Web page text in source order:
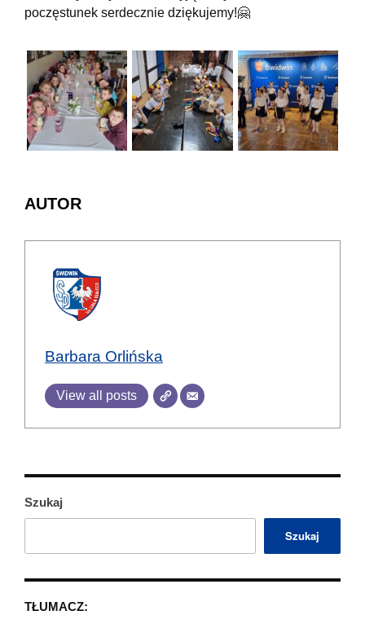
poczęstunek serdecznie dziękujemy!🤗
AUTOR
Barbara Orlińska
View all posts
Szukaj
Szukaj
TŁUMACZ: